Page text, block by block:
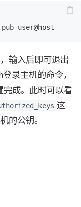
输入后即可退出
录主机的命令，
完成。此时可以看
这
的公钥。